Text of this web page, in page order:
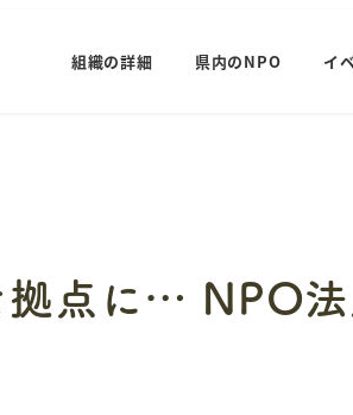
組織の詳細 県内のNPO イ
点に… NPO法